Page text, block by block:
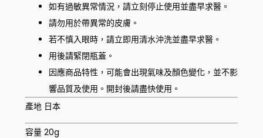
如有過敏異常情況，請立刻停止使用並盡早求醫。
請勿用於帶異常的皮膚。
若不慎入眼時，請立即用清水沖洗並盡早求醫。
用後請緊閉瓶蓋。
因應商品特性，可能會出現氣味及顏色變化，並不影
響品質及使用。開封後請盡快使用。
產地 日本
容量 20g